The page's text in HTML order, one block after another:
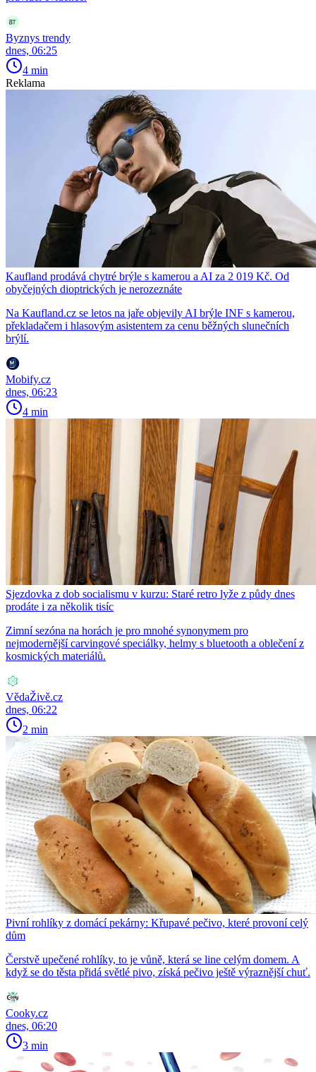
Byznys trendy
dnes, 06:25
4 min
Reklama
Kaufland prodává chytré brýle s kamerou a AI za 2 019 Kč. Od
obyčejných dioptrických je nerozeznáte
Na Kaufland.cz se letos na jaře objevily AI brýle INF s kamerou,
překladačem i hlasovým asistentem za cenu běžných slunečních
brýlí.
Mobify.cz
dnes, 06:23
4 min
Sjezdovka z dob socialismu v kurzu: Staré retro lyže z půdy dnes
prodáte i za několik tisíc
Zimní sezóna na horách je pro mnohé synonymem pro
nejmodernější carvingové speciálky, helmy s bluetooth a oblečení z
kosmických materiálů.
VědaŽivě.cz
dnes, 06:22
2 min
Pivní rohlíky z domácí pekárny: Křupavé pečivo, které provoní celý
dům
Čerstvě upečené rohlíky, to je vůně, která se line celým domem. A
když se do těsta přidá světlé pivo, získá pečivo ještě výraznější chuť.
Cooky.cz
dnes, 06:20
3 min